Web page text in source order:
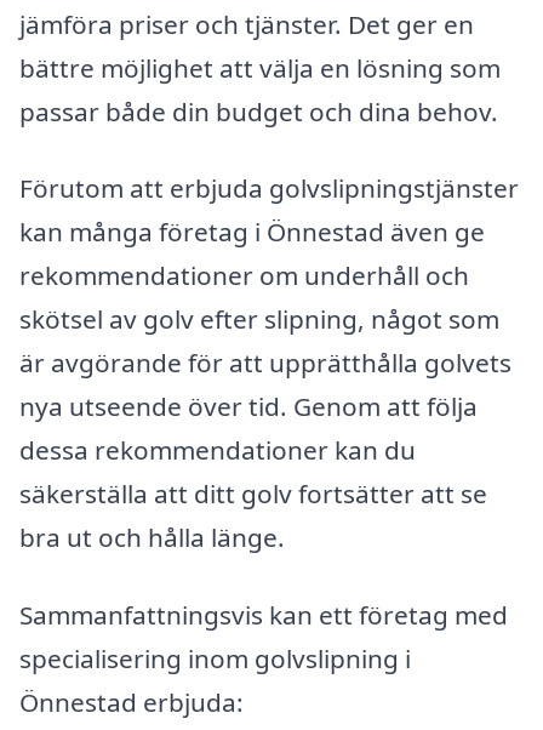
jämföra priser och tjänster. Det ger en
bättre möjlighet att välja en lösning som
passar både din budget och dina behov.
Förutom att erbjuda golvslipningstjänster
kan många företag i Önnestad även ge
rekommendationer om underhåll och
skötsel av golv efter slipning, något som
är avgörande för att upprätthålla golvets
nya utseende över tid. Genom att följa
dessa rekommendationer kan du
säkerställa att ditt golv fortsätter att se
bra ut och hålla länge.
Sammanfattningsvis kan ett företag med
specialisering inom golvslipning i
Önnestad erbjuda: